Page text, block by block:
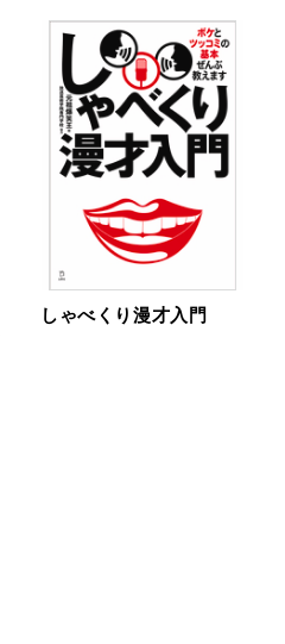
しゃべくり漫才入門